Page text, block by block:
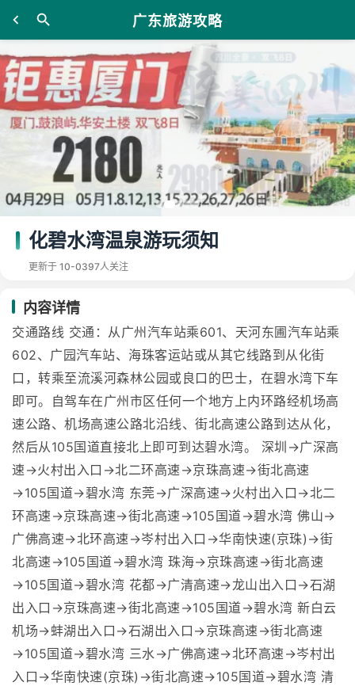
广东旅游攻略
化碧水湾温泉游玩须知
更新于 10-0397人关注
内容详情
交通路线 交通：从广州汽车站乘601、天河东圃汽车站乘
602、广园汽车站、海珠客运站或从其它线路到从化街
口，转乘至流溪河森林公园或良口的巴士，在碧水湾下车
即可。自驾车在广州市区任何一个地方上内环路经机场高
速公路、机场高速公路北沿线、街北高速公路到达从化，
然后从105国道直接北上即可到达碧水湾。 深圳→广深高
速→火村出入口→北二环高速→京珠高速→街北高速
→105国道→碧水湾 东莞→广深高速→火村出入口→北二
环高速→京珠高速→街北高速→105国道→碧水湾 佛山→
广佛高速→北环高速→岑村出入口→华南快速(京珠)→街
北高速→105国道→碧水湾 珠海→京珠高速→街北高速
→105国道→碧水湾 花都→广清高速→龙山出入口→石湖
出入口→京珠高速→街北高速→105国道→碧水湾 新白云
机场→蚌湖出入口→石湖出入口→京珠高速→街北高速
→105国道→碧水湾 三水→广佛高速→北环高速→岑村出
入口→华南快速(京珠)→街北高速→105国道→碧水湾 清